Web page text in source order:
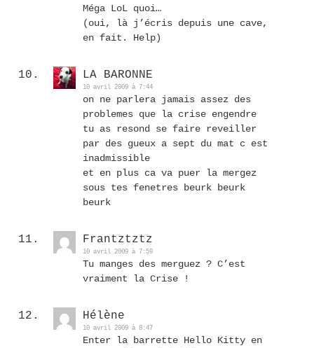
Méga LoL quoi…
(oui, là j’écris depuis une cave,
en fait. Help)
LA BARONNE
10 avril 2009 à 7:44
on ne parlera jamais assez des
problemes que la crise engendre
tu as resond se faire reveiller
par des gueux a sept du mat c est
inadmissible
et en plus ca va puer la mergez
sous tes fenetres beurk beurk
beurk
Frantztztz
10 avril 2009 à 7:59
Tu manges des merguez ? C’est
vraiment la Crise !
Hélène
10 avril 2009 à 8:47
Enter la barrette Hello Kitty en